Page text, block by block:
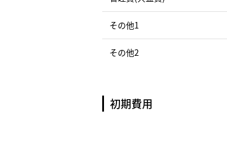
その他1
その他2
初期費用